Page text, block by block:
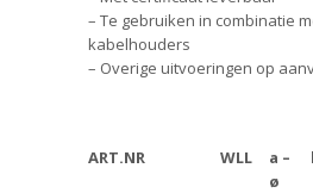
– Te gebruiken in combinatie
kabelhouders
– Overige uitvoeringen op
ART.NR WLL
a –
ø